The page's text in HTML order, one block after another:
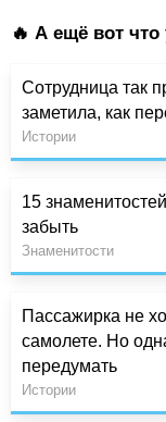
🔥 А ещё вот что
Сотрудница так
заметила, как
Истории
15
забыть
Знаменитости
Пассажирка не
самолете. Но
передумать
Истории